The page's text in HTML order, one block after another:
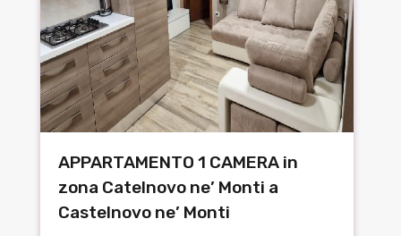
APPARTAMENTO 1 CAMERA in
zona Catelnovo ne’ Monti a
Castelnovo ne’ Monti